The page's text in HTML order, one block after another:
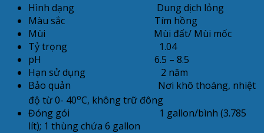
Hình dạng Dung dịch lỏng
Màu sắc Tím hồng
Mùi Mùi đất/ Mùi mốc
Tỷ trọng 1.04
pH 6.5 – 8.5
Hạn sử dụng 2 năm
Bảo quản Nơi khô thoáng, nhiệt
độ từ 0- 40oC, không trữ đông
Đóng gói
1 gallon/bình (3.785
lít); 1 thùng chứa 6 gallon